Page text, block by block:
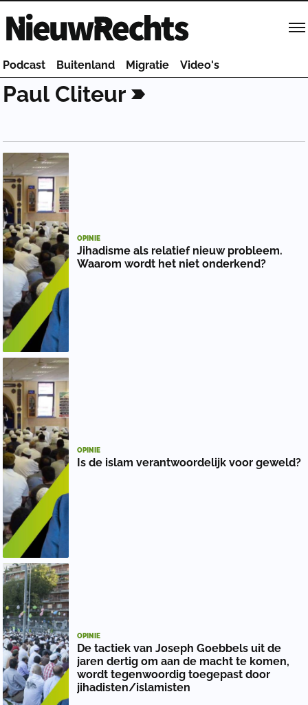
Homepage van NieuwRechts
Podcast Buitenland Migratie Video's
Paul Cliteur
OPINIE
Jihadisme als relatief nieuw probleem.
Waarom wordt het niet onderkend?
OPINIE
Is de islam verantwoordelijk voor geweld?
OPINIE
De tactiek van Joseph Goebbels uit de
jaren dertig om aan de macht te komen,
wordt tegenwoordig toegepast door
jihadisten/islamisten